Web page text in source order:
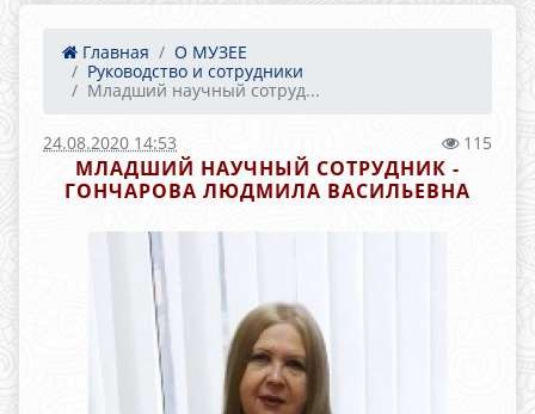
Главная
О МУЗЕЕ
Руководство и сотрудники
Младший научный сотруд...
24.08.2020 14:53 115
МЛАДШИЙ НАУЧНЫЙ СОТРУДНИК -
ГОНЧАРОВА ЛЮДМИЛА ВАСИЛЬЕВНА